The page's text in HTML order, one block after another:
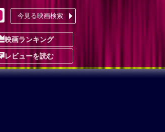
今見る映画検索
映画ランキング
レビューを読む